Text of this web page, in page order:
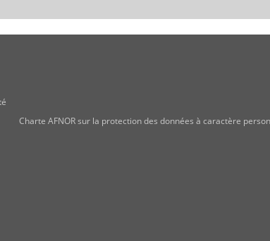
Charte AFNOR sur la protection des données à caractère